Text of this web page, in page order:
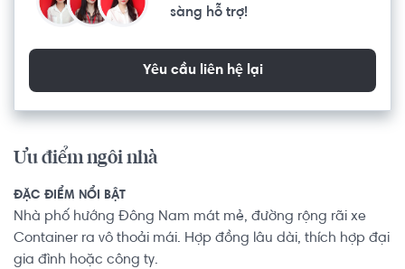
sàng hỗ trợ!
Yêu cầu liên hệ lại
Ưu điểm ngôi nhà
ĐẶC ĐIỂM NỔI BẬT
Nhà phố hướng Đông Nam mát mẻ, đường rộng rãi xe
Container ra vô thoải mái. Hợp đồng lâu dài, thích hợp đại
gia đình hoặc công ty.